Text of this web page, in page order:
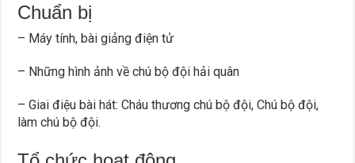
Chuẩn bị
– Máy tính, bài giảng điện tử
– Những hình ảnh về chú bộ đội hải quân
– Giai điệu bài hát: Cháu thương chú bộ đội, Chú bộ đội,
làm chú bộ đội.